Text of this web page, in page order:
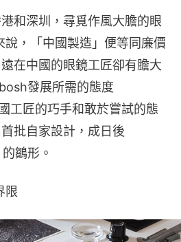
和深圳，尋覓作風大膽的眼
，「中國製造」便等同廉價
在中國的眼鏡工匠卻有膽大
發展所需的態度
工匠的巧手和敢於嘗試的態
批自家設計，成日後
鶵形。
限